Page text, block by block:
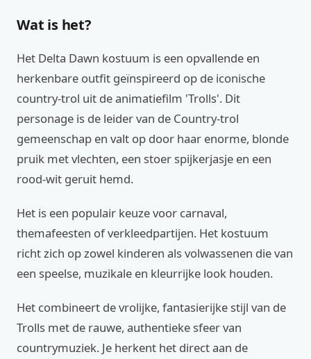
Wat is het?
Het Delta Dawn kostuum is een opvallende en
herkenbare outfit geïnspireerd op de iconische
country-trol uit de animatiefilm 'Trolls'. Dit
personage is de leider van de Country-trol
gemeenschap en valt op door haar enorme, blonde
pruik met vlechten, een stoer spijkerjasje en een
rood-wit geruit hemd.
Het is een populair keuze voor carnaval,
themafeesten of verkleedpartijen. Het kostuum
richt zich op zowel kinderen als volwassenen die van
een speelse, muzikale en kleurrijke look houden.
Het combineert de vrolijke, fantasierijke stijl van de
Trolls met de rauwe, authentieke sfeer van
countrymuziek. Je herkent het direct aan de